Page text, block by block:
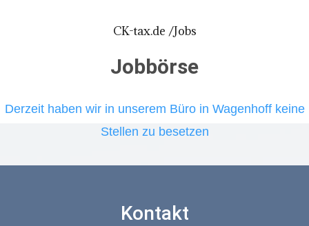
CK-tax.de /Jobs
Jobbörse
Derzeit haben wir in unserem Büro in Wagenhoff keine
Stellen zu besetzen
Kontakt